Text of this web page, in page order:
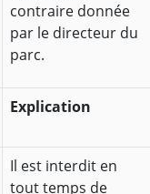
contraire donnée
par le directeur du
parc.
Explication
Il est interdit en
tout temps de